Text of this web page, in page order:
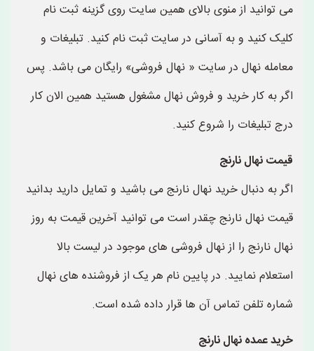
می توانید از منوی بالای همین سایت روی گزینه ثبت نام
کلیک کنید و به آسانی در سایت ثبت نام کنید. تبلیغات و
معامله نهال در سایت « نهال فروشی» رایگان می باشد. پس
اگر به کار خرید و فروش نهال مشغول هستید همین الان کار
درج تبلیغات را شروع کنید.
قیمت نهال نارنج
اگر به دنبال خرید نهال نارنج می باشید و تمایل دارید بدانید
قیمت نهال نارنج چقدر است می توانید آخرین قیمت به روز
نهال نارنج را از نهال فروشی های موجود در لیست بالا
استعلام نمایید. در پایین نام هر یک از فروشنده های نهال
شماره تلفن تماس آن ها قرار داده شده است.
خرید عمده نهال نارنج